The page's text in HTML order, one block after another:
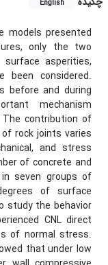
English
models presented
only the two
asperities,
been considered.
before and during
mechanism
contribution of
rock joints varies
and stress
of concrete and
seven groups of
of surface
study the behavior
CNL direct
of normal stress.
that under low